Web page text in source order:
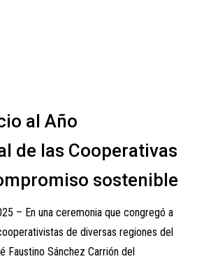
al Año
de las Cooperativas
sostenible
– En una ceremonia que congregó a
de diversas regiones del
Faustino Sánchez Carrión del